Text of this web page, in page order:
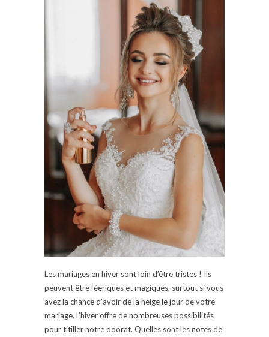
Les mariages en hiver sont loin d’être tristes ! Ils
peuvent être féeriques et magiques, surtout si vous
avez la chance d’avoir de la neige le jour de votre
mariage. L’hiver offre de nombreuses possibilités
pour titiller notre odorat. Quelles sont les notes de